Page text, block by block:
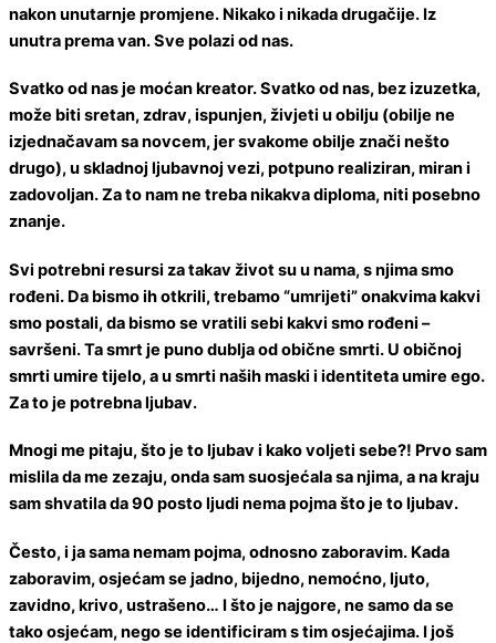
nakon unutarnje promjene. Nikako i nikada drugačije. Iz
unutra prema van. Sve polazi od nas.
Svatko od nas je moćan kreator. Svatko od nas, bez izuzetka,
može biti sretan, zdrav, ispunjen, živjeti u obilju (obilje ne
izjednačavam sa novcem, jer svakome obilje znači nešto
drugo), u skladnoj ljubavnoj vezi, potpuno realiziran, miran i
zadovoljan. Za to nam ne treba nikakva diploma, niti posebno
znanje.
Svi potrebni resursi za takav život su u nama, s njima smo
rođeni. Da bismo ih otkrili, trebamo “umrijeti” onakvima kakvi
smo postali, da bismo se vratili sebi kakvi smo rođeni –
savršeni. Ta smrt je puno dublja od obične smrti. U običnoj
smrti umire tijelo, a u smrti naših maski i identiteta umire ego.
Za to je potrebna ljubav.
Mnogi me pitaju, što je to ljubav i kako voljeti sebe?! Prvo sam
mislila da me zezaju, onda sam suosjećala sa njima, a na kraju
sam shvatila da 90 posto ljudi nema pojma što je to ljubav.
Često, i ja sama nemam pojma, odnosno zaboravim. Kada
zaboravim, osjećam se jadno, bijedno, nemoćno, ljuto,
zavidno, krivo, ustrašeno… I što je najgore, ne samo da se
tako osjećam, nego se identificiram s tim osjećajima. I još